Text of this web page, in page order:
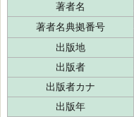
著者名
著者名典拠番号
出版地
出版者
出版者カナ
出版年